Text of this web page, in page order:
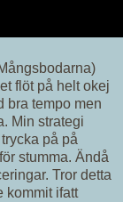
flöt på helt okej
bra tempo men
Min strategi
på på
stumma. Ändå
Tror detta
kommit ifatt